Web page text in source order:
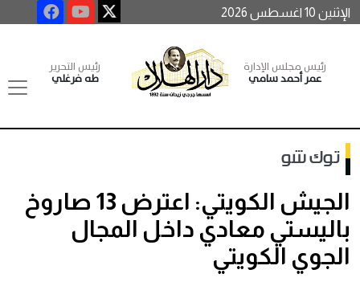
الإثنين 10 اغسطس 2026
رئيس مجلس الإدارة
عمر أحمد سامي
رئيس التحرير
طه فرغلي
توك شو
الجيش الكويتي: اعترض 13 صاروخ
باليستي معادي داخل المجال
الجوي الكويتي